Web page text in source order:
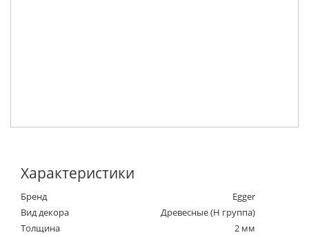
Характеристики
Бренд
Egger
Вид декора
Древесные (Н группа)
Толщина
2 мм